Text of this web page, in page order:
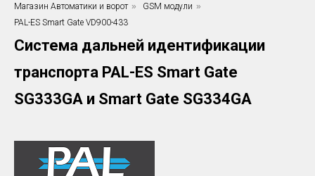
Магазин Автоматики и ворот » GSM модули »
PAL-ES Smart Gate VD900-433
Система дальней идентификации
транспорта PAL-ES Smart Gate
SG333GA и Smart Gate SG334GA